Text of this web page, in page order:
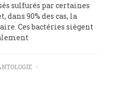
sulfurés par certaines
dans 90% des cas, la
Ces bactéries siègent